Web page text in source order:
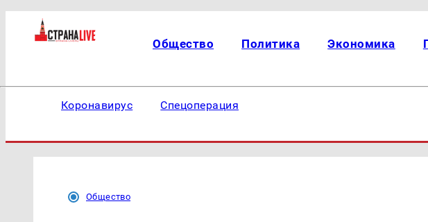
Общество Политика Экономика
Коронавирус Спецоперация
Общество